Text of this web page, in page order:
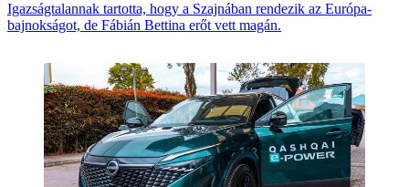
Igazságtalannak tartotta, hogy a Szajnában rendezik az Európa-
bajnokságot, de Fábián Bettina erőt vett magán.